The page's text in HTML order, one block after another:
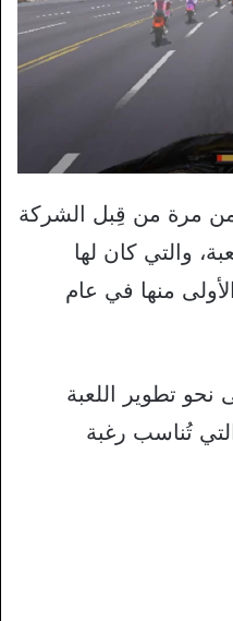
من مرة من قِبل الشركة
والتي كان لها
منها في عام
تطوير اللعبة
تُناسب رغبة